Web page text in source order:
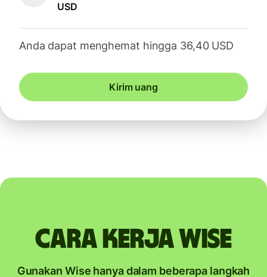
USD
Anda dapat menghemat hingga 36,40 USD
Kirim uang
Cara kerja Wise
Gunakan Wise hanya dalam beberapa langkah